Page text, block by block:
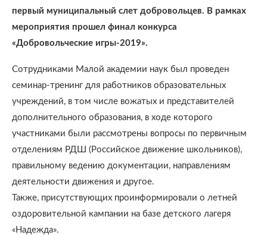
первый муниципальный слет добровольцев. В рамках
мероприятия прошел финал конкурса
«Добровольческие игры-2019».
Сотрудниками Малой академии наук был проведен
семинар-тренинг для работников образовательных
учреждений, в том числе вожатых и представителей
дополнительного образования, в ходе которого
участниками были рассмотрены вопросы по первичным
отделениям РДШ (Российское движение школьников),
правильному ведению документации, направлениям
деятельности движения и другое.
Также, присутствующих проинформировали о летней
оздоровительной кампании на базе детского лагеря
«Надежда».